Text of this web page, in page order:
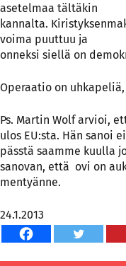
asetelmaa tältäkin
kannalta.
voima puuttuu ja
onneksi siellä on
Operaatio on
Ps. Martin Wolf arvioi,
ulos EU:sta. Hän sanoi
pässtä saamme kuulla
sanovan, että ovi on
mentyänne.
24.1.2013